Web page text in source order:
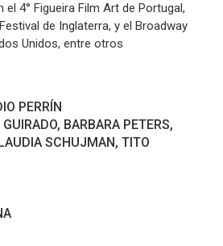
el 4° Figueira Film Art de Portugal,
de Inglaterra, y el Broadway
Unidos, entre otros
PERRÍN
BARBARA PETERS,
SCHUJMAN, TITO